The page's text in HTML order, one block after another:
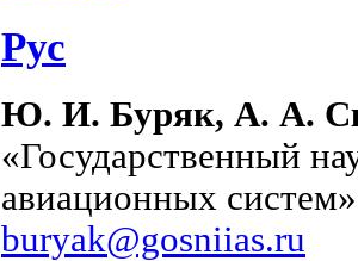
Рус
Ю. И. Буряк, А. А.
«Государственный
авиационных
buryak@gosniias.ru